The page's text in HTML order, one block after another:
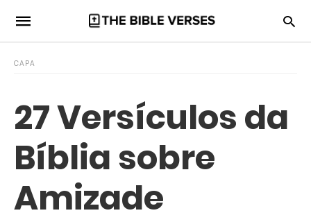
CAPA
27 Versículos da
Bíblia sobre
Amizade